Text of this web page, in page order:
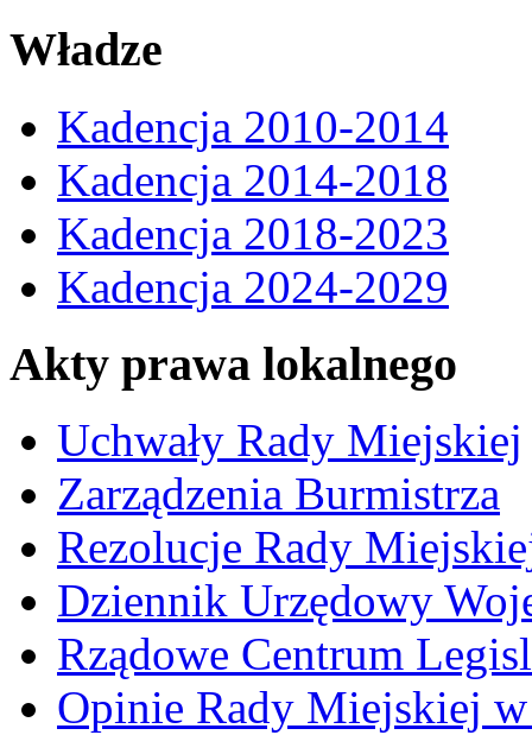
Władze
Kadencja 2010-2014
Kadencja 2014-2018
Kadencja 2018-2023
Kadencja 2024-2029
Akty prawa lokalnego
Uchwały Rady Miejskiej
Zarządzenia Burmistrza
Rezolucje Rady
Dziennik Urzędowy
Rządowe Centrum
Opinie Rady Miejskiej w